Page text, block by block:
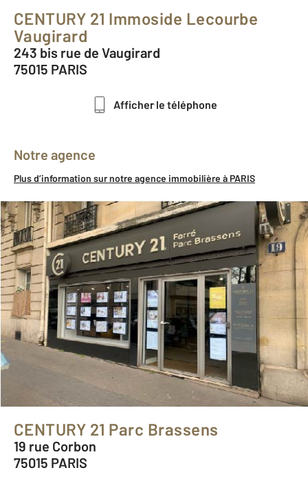
CENTURY 21 Immoside Lecourbe
Vaugirard
243 bis rue de Vaugirard
75015 PARIS
Afficher le téléphone
Notre agence
Plus d’information sur notre agence immobilière à PARIS
CENTURY 21 Parc Brassens
19 rue Corbon
75015 PARIS